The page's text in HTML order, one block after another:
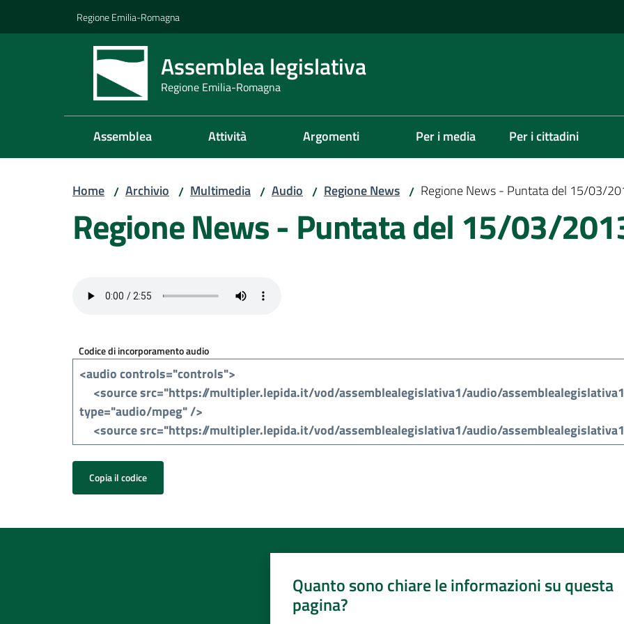
Regione Emilia-Romagna
Assemblea legislativa
Regione Emilia-Romagna
Assemblea Attività Argomenti Per i media Per i cittadini
Home / Archivio / Multimedia / Audio / Regione News / Regione News - Puntata del 15/03/
Regione News - Puntata del 15/03/
Codice di incorporamento audio
Copia il codice
Quanto sono chiare le informazioni su questa
pagina?